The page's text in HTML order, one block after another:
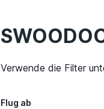
Verwende die Filter
Flug ab